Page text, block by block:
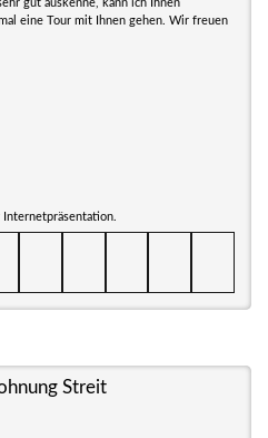
gut auskenne, kann ich Ihnen
eine Tour mit Ihnen gehen. Wir freuen
Streit